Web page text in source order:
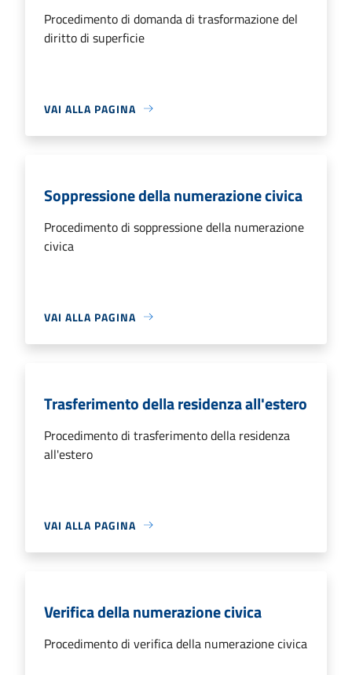
Procedimento di domanda di trasformazione del
diritto di superficie
VAI ALLA PAGINA
Soppressione della numerazione civica
Procedimento di soppressione della numerazione
civica
VAI ALLA PAGINA
Trasferimento della residenza all'estero
Procedimento di trasferimento della residenza
all'estero
VAI ALLA PAGINA
Verifica della numerazione civica
Procedimento di verifica della numerazione civica